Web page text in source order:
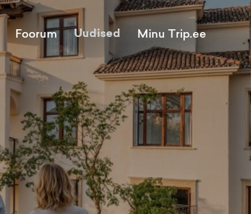
Foorum Uudised Minu Trip.ee